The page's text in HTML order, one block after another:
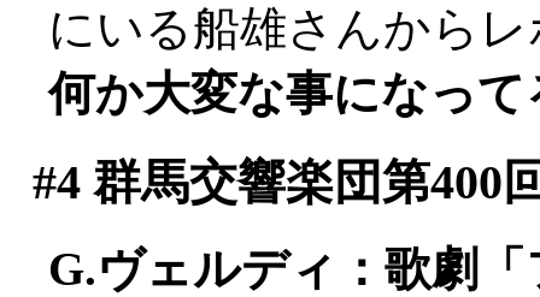
にいる船雄さんから
何か大変な事になっ
#4群馬交響楽団第400
G.ヴェルディ：歌劇